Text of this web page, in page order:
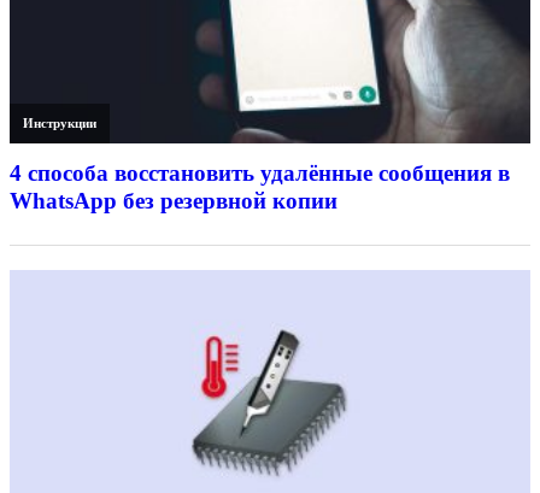
Инструкции
4 способа восстановить удалённые сообщения в
WhatsApp без резервной копии